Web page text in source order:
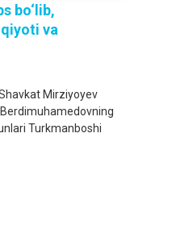
bo‘lib,
va
Mirziyoyev
Turkmanboshi